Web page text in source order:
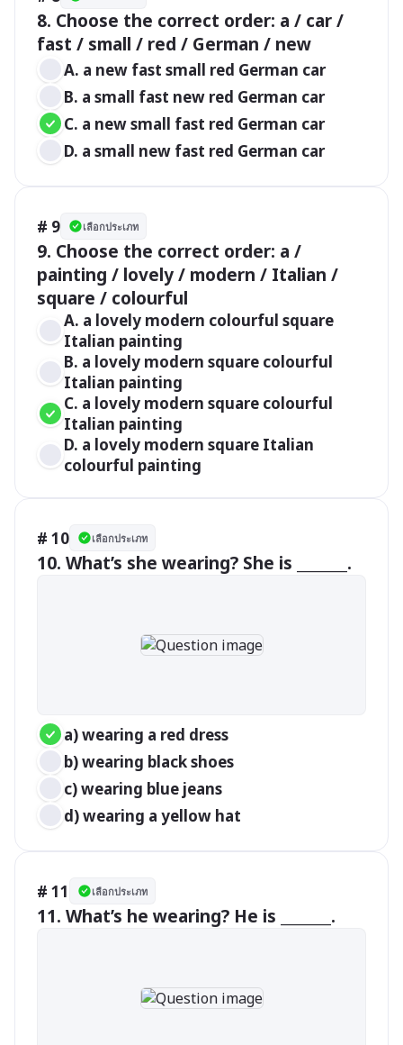
8. Choose the correct order: a / car /
fast / small / red / German / new
A. a new fast small red German car
B. a small fast new red German car
C. a new small fast red German car
D. a small new fast red German car
# 9 เลือกประเภท
9. Choose the correct order: a /
painting / lovely / modern / Italian /
square / colourful
A. a lovely modern colourful square
Italian painting
B. a lovely modern square colourful
Italian painting
C. a lovely modern square colourful
Italian painting
D. a lovely modern square Italian
colourful painting
# 10 เลือกประเภท
10. What’s she wearing? She is _______.
a) wearing a red dress
b) wearing black shoes
c) wearing blue jeans
d) wearing a yellow hat
# 11 เลือกประเภท
11. What’s he wearing? He is _______.